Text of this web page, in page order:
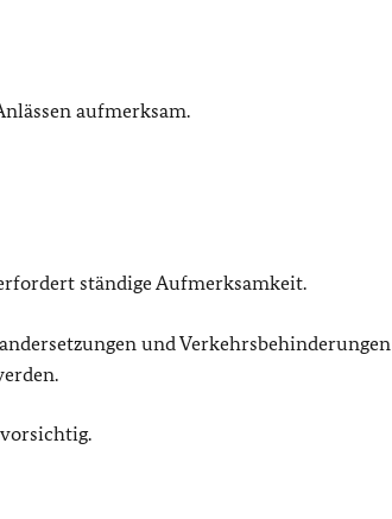
aufmerksam.
ständige Aufmerksamkeit.
und